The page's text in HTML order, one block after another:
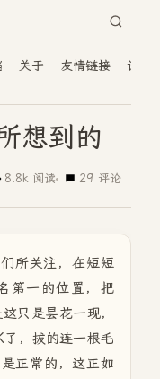
关于 友情链接 读者
想到的
8.8k 阅读 29 评论
所关注，在短短
第一的位置，把
只是昙花一现，
，拔的连一根毛
正常的，这正如